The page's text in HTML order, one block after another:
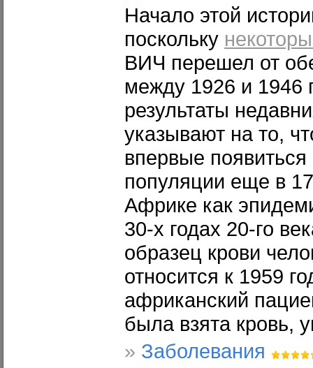
Начало этой
поскольку
ВИЧ перешел от
между 1926 и 1946
результаты
указывают на то,
впервые появиться
популяции еще в
Африке как
30-х годах 20-го
образец крови
относится к 1959
африканский
была взята кровь,
» Заболевания